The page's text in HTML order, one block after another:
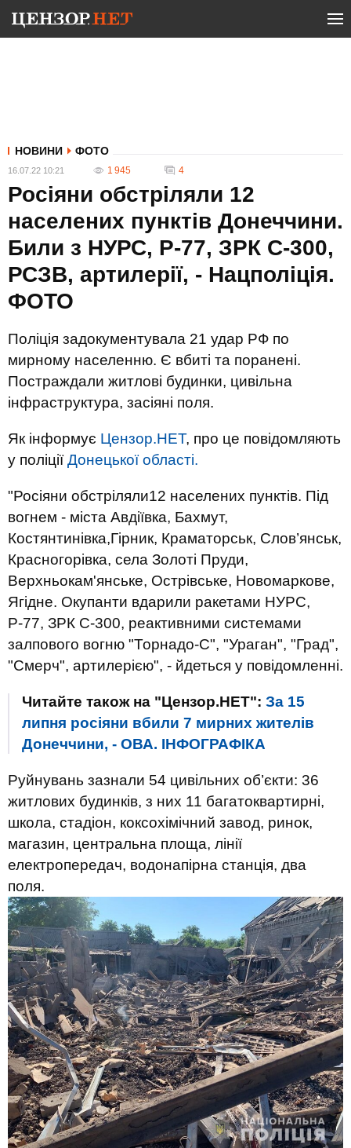
НОВИНИ ФОТО
16.07.22 10:21 1 945 4
Росіяни обстріляли 12
населених пунктів Донеччини.
Били з НУРС, Р-77, ЗРК С-300,
РСЗВ, артилерії, - Нацполіція.
ФОТО
Поліція задокументувала 21 удар РФ по
мирному населенню. Є вбиті та поранені.
Постраждали житлові будинки, цивільна
інфраструктура, засіяні поля.
Як інформує Цензор.НЕТ, про це повідомляють
у поліції Донецької області.
"Росіяни обстріляли12 населених пунктів. Під
вогнем - міста Авдіївка, Бахмут,
Костянтинівка,Гірник, Краматорськ, Слов’янськ,
Красногорівка, села Золоті Пруди,
Верхньокам'янське, Острівське, Новомаркове,
Ягідне. Окупанти вдарили ракетами НУРС,
Р-77, ЗРК С-300, реактивними системами
залпового вогню "Торнадо-С", "Ураган", "Град",
"Смерч", артилерією", - йдеться у повідомленні.
Читайте також на "Цензор.НЕТ": За 15
липня росіяни вбили 7 мирних жителів
Донеччини, - ОВА. ІНФОГРАФІКА
Руйнувань зазнали 54 цивільних об’єкти: 36
житлових будинків, з них 11 багатоквартирні,
школа, стадіон, коксохімічний завод, ринок,
магазин, центральна площа, лінії
електропередач, водонапірна станція, два
поля.